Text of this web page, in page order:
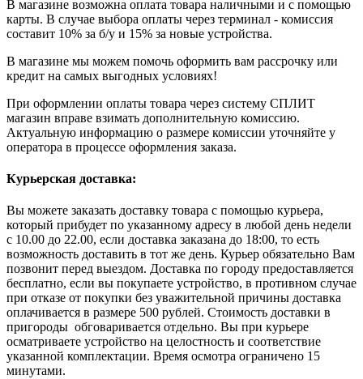
В магазине возможна оплата товара наличными и с помощью
карты. В случае выбора оплаты через терминал - комиссия
составит 10% за б/у и 15% за новые устройства.
В магазине мы можем помочь оформить вам рассрочку или
кредит на самых выгодных условиях!
При оформлении оплаты товара через систему СПЛИТ
магазин вправе взимать дополнительную комиссию.
Актуальную информацию о размере комиссии уточняйте у
оператора в процессе оформления заказа.
Курьерская доставка:
Вы можете заказать доставку товара с помощью курьера,
который прибудет по указанному адресу в любой день недели
с 10.00 до 22.00, если доставка заказана до 18:00, то есть
возможность доставить в тот же день. Курьер обязательно Вам
позвонит перед выездом. Доставка по городу предоставляется
бесплатно, если вы покупаете устройство, в противном случае
при отказе от покупки без уважительной причины доставка
оплачивается в размере 500 рублей. Стоимость доставки в
пригороды обговаривается отдельно. Вы при курьере
осматриваете устройство на целостность и соответствие
указанной комплектации. Время осмотра ограничено 15
минутами.